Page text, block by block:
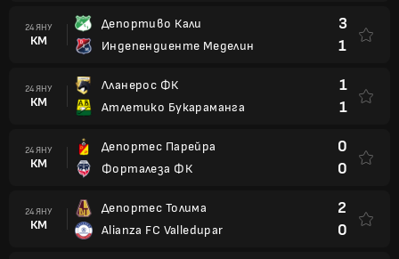
24 ЯНУ
КМ
Депортиво Кали
Индепендиенте Меделин
3
1
24 ЯНУ
КМ
Лланерос ФК
Атлетико Букараманга
1
1
24 ЯНУ
КМ
Депортес Парейра
Форталеза ФК
0
0
24 ЯНУ
КМ
Депортес Толима
Alianza FC Valledupar
2
0